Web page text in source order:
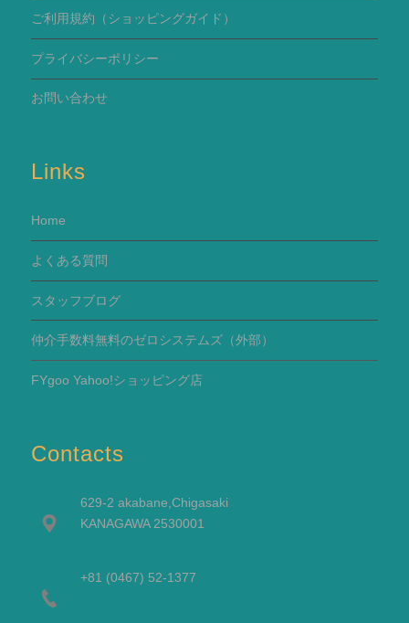
ご利用規約 （ショッピングガイド）
プライバシーポリシー
お問い合わせ
Links
Home
よくある質問
スタッフブログ
仲介手数料無料のゼロシステムズ（外部）
FYgoo Yahoo!ショッピング店
Contacts
629-2 akabane,Chigasaki
KANAGAWA 2530001
+81 (0467) 52-1377